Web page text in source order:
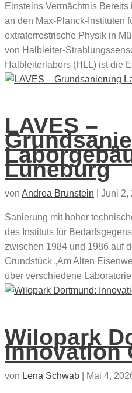
Einsteins Vermächtnis
an den Max-Planck-Instituten
extraterrestrische Physik in
von Halbleiter-
Halbleiterlabors (HLL) ist die
LAVES –
Lüneburg
von Andrea Brunstein Juni 2,
Sanierung mit hoher
des Instituts für
zwischen 1984 und 1986 auf
Grundstück „Am Alten
über verschiedene
Wilopark
Innovation
von Lena Schwab Mai 4,